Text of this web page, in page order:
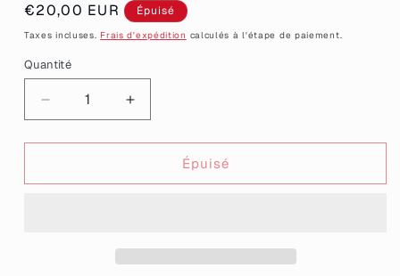
Prix
habituel
€20,00 EUR Épuisé
Taxes incluses. Frais d'expédition calculés à l'étape de paiement.
Quantité
Quantité
Réduire
la
quantité
Broche
Augmenter
la
quantité
Broche
Épuisé